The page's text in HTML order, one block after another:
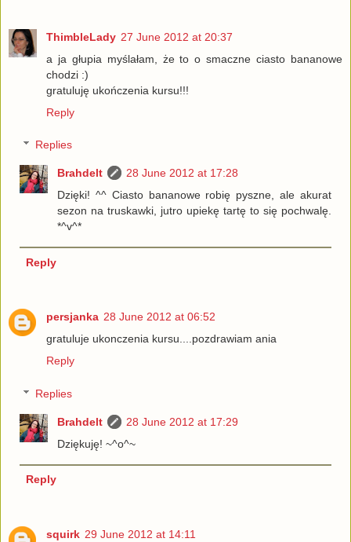
ThimbleLady 27 June 2012 at 20:37
a ja głupia myślałam, że to o smaczne ciasto bananowe
chodzi :)
gratuluję ukończenia kursu!!!
Reply
Replies
Brahdelt
28 June 2012 at 17:28
Dzięki! ^^ Ciasto bananowe robię pyszne, ale akurat
sezon na truskawki, jutro upiekę tartę to się pochwalę.
*^v^*
Reply
persjanka 28 June 2012 at 06:52
gratuluje ukonczenia kursu....pozdrawiam ania
Reply
Replies
Brahdelt
28 June 2012 at 17:29
Dziękuję! ~^o^~
Reply
squirk 29 June 2012 at 14:11